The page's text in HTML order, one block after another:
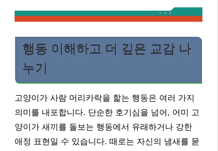
행동 이해하고 더 깊은 교감 나
누기
고양이가 사람 머리카락을 핥는 행동은 여러 가지
의미를 내포합니다. 단순한 호기심을 넘어, 어미 고
양이가 새끼를 돌보는 행동에서 유래하거나 강한
애정 표현일 수 있습니다. 때로는 자신의 냄새를 묻